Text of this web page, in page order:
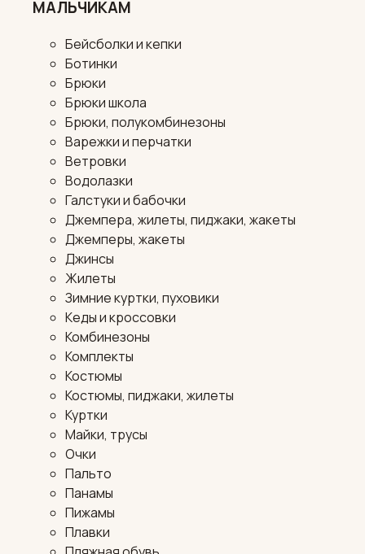
МАЛЬЧИКАМ
Бейсболки и кепки
Ботинки
Брюки
Брюки школа
Брюки, полукомбинезоны
Варежки и перчатки
Ветровки
Водолазки
Галстуки и бабочки
Джемпера, жилеты, пиджаки, жакеты
Джемперы, жакеты
Джинсы
Жилеты
Зимние куртки, пуховики
Кеды и кроссовки
Комбинезоны
Комплекты
Костюмы
Костюмы, пиджаки, жилеты
Куртки
Майки, трусы
Очки
Пальто
Панамы
Пижамы
Плавки